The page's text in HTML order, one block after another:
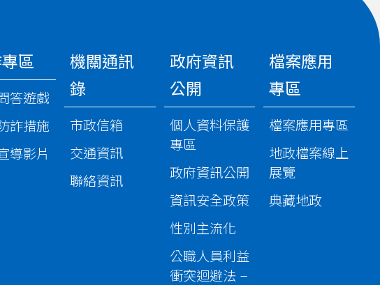
區
答遊戲
詐措施
導影片
機關通訊
錄
市政信箱
交通資訊
聯絡資訊
政府資訊
公開
個人資料保護
專區
政府資訊公開
資訊安全政策
性別主流化
公職人員利益
衝突迴避法 –
檔案應用
專區
檔案應用專區
地政檔案線上
展覽
典藏地政